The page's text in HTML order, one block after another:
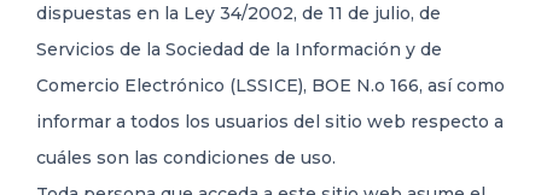
dispuestas en la Ley 34/2002, de 11 de julio, de
Servicios de la Sociedad de la Información y de
Comercio Electrónico (LSSICE), BOE N.o 166, así como
informar a todos los usuarios del sitio web respecto a
cuáles son las condiciones de uso.